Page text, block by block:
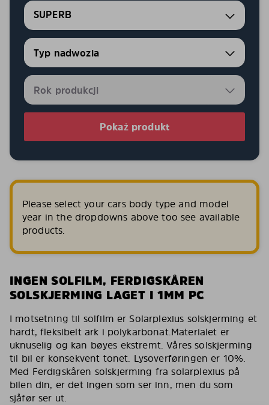
SUPERB
Pokaż produkt
Please select your cars body type and model
year in the dropdowns above too see available
products.
INGEN SOLFILM, FERDIGSKÅREN
SOLSKJERMING LAGET I 1MM PC
I motsetning til solfilm er Solarplexius solskjerming et
hardt, fleksibelt ark i polykarbonat.Materialet er
uknuselig og kan bøyes ekstremt. Våres solskjerming
til bil er konsekvent tonet. Lysoverføringen er 10%.
Med Ferdigskåren solskjerming fra solarplexius på
bilen din, er det ingen som ser inn, men du som
sjåfør ser ut.